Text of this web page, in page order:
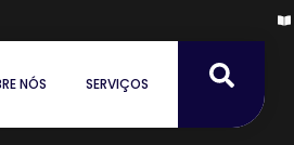
NÓS SERVIÇOS